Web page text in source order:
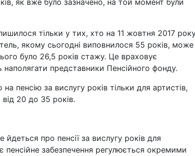
як вже було зазначено, на той момент були
тільки у тих, хто на 11 жовтня 2017
якому сьогодні виповнилося 55 років, може
було 26,5 років стажу. Це враховує
представники Пенсійного фонду.
пенсію за вислугу років тільки для артистів,
20 до 35 років.
про пенсії за вислугу років для
пенсійне забезпечення регулюється окремими